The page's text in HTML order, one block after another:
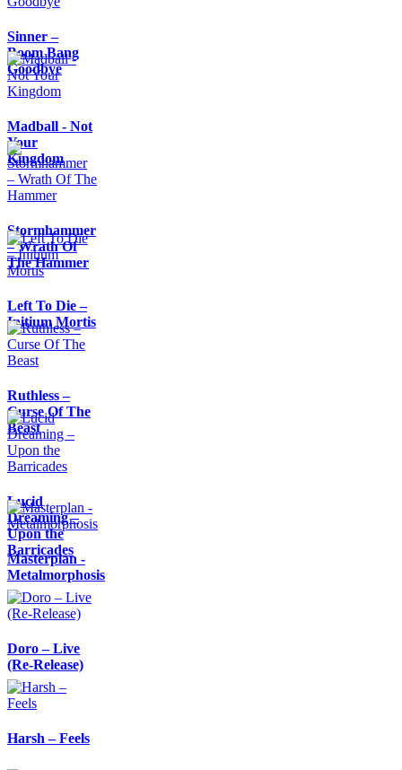
Sinner –
Boom Bang
Goodbye
Madball - Not
Your
Kingdom
Stormhammer
– Wrath Of
The Hammer
Left To Die –
Initium Mortis
Ruthless –
Curse Of The
Beast
Lucid
Dreaming –
Upon the
Barricades
Masterplan -
Metalmorphosis
Doro – Live
(Re-Release)
Harsh – Feels